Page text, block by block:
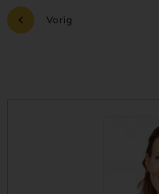
Vorig